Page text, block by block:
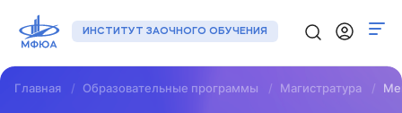
ИНСТИТУТ ЗАОЧНОГО ОБУЧЕНИЯ
Главная Образовательные программы Магистратура